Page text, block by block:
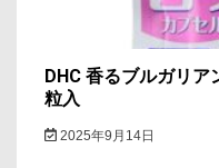
DHC 香るブルガリ
粒入
2025年9月14日